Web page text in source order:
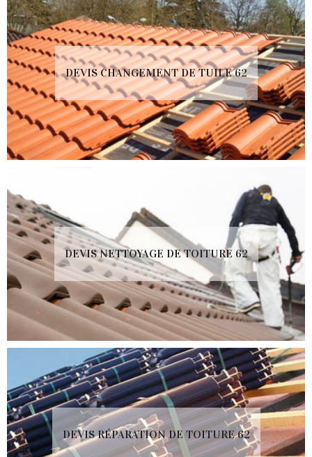
DEVIS CHANGEMENT DE TUILE 62
DEVIS NETTOYAGE DE TOITURE 62
DEVIS RÉPARATION DE TOITURE 62